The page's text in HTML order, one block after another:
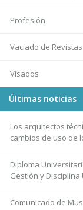
Profesión
Vaciado de Revistas
Visados
Últimas noticias
Los arquitectos
cambios de uso de
Diploma
Gestión y
Comunicado de